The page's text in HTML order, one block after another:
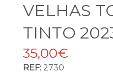
VELHAS
TINTO
35,00€
REF: 2730